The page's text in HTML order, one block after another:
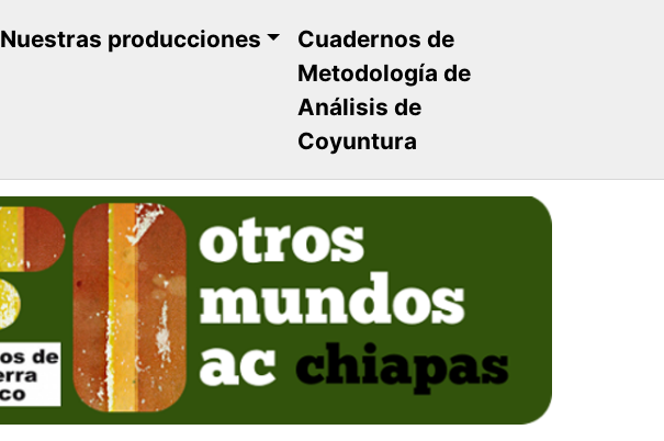
Nuestras producciones
Cuadernos de
Metodología de
Análisis de
Coyuntura